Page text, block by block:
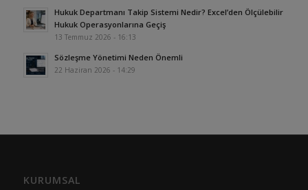
Hukuk Departmanı Takip Sistemi Nedir? Excel’den Ölçülebilir
Hukuk Operasyonlarına Geçiş
13 Temmuz 2026 - 16:13
Sözleşme Yönetimi Neden Önemli
22 Haziran 2026 - 14:29
KURUMSAL